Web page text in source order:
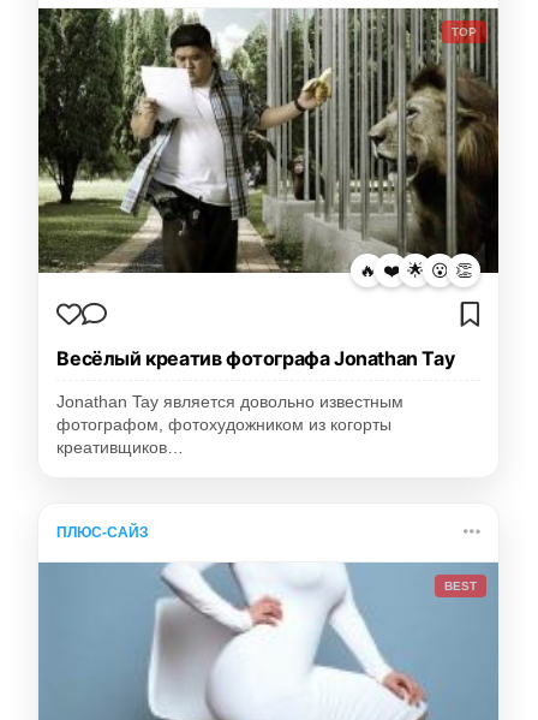
TOP
🔥 ❤️ 🌟 😮 👏
Весёлый креатив фотографа Jonathan Tay
Jonathan Tay является довольно известным
фотографом, фотохудожником из когорты
креативщиков…
ПЛЮС-САЙЗ
BEST